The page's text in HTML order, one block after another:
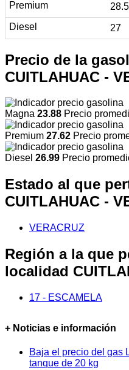
28.5
27
Precio de la
CUITLAHUAC -
Magna 23.88 Precio
Premium 27.62 Precio
Diesel 26.99 Precio
Estado al que
CUITLAHUAC -
VERACRUZ
Región a la que
localidad
17 - ESCAMELA
+ Noticias e información
Baja el precio del gas
tanque de 20 kg